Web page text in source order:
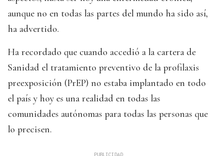
aunque no en todas las partes del mundo ha sido así,
ha advertido.
Ha recordado que cuando accedió a la cartera de
Sanidad el tratamiento preventivo de la profilaxis
preexposición (PrEP) no estaba implantado en todo
el país y hoy es una realidad en todas las
comunidades autónomas para todas las personas que
lo precisen.